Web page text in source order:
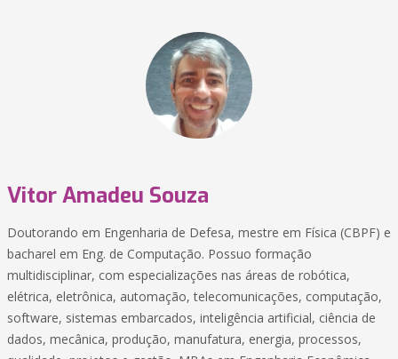
Vitor Amadeu Souza
Doutorando em Engenharia de Defesa, mestre em Física (CBPF) e
bacharel em Eng. de Computação. Possuo formação
multidisciplinar, com especializações nas áreas de robótica,
elétrica, eletrônica, automação, telecomunicações, computação,
software, sistemas embarcados, inteligência artificial, ciência de
dados, mecânica, produção, manufatura, energia, processos,